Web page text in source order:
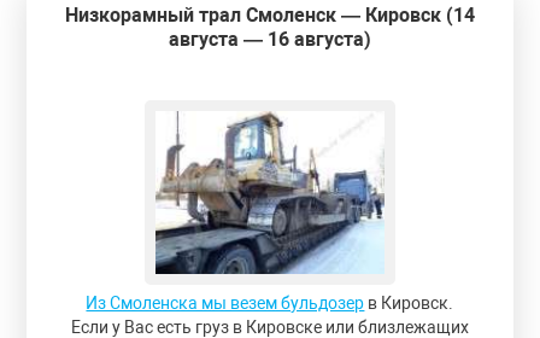
Низкорамный трал Смоленск — Кировск (14
августа — 16 августа)
Из Смоленска мы везем бульдозер в Кировск.
Если у Вас есть груз в Кировске или близлежащих